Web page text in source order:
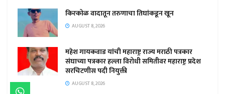
किरकोळ वादातून तरुणाचा तिघांकडून खून
AUGUST 8, 2026
महेश गायकवाड यांची महाराष्ट्र राज्य मराठी पत्रकार
संघाच्या पत्रकार हल्ला विरोधी समितीवर महाराष्ट्र प्रदेश
सरचिटणीस पदी नियुक्ती
AUGUST 8, 2026